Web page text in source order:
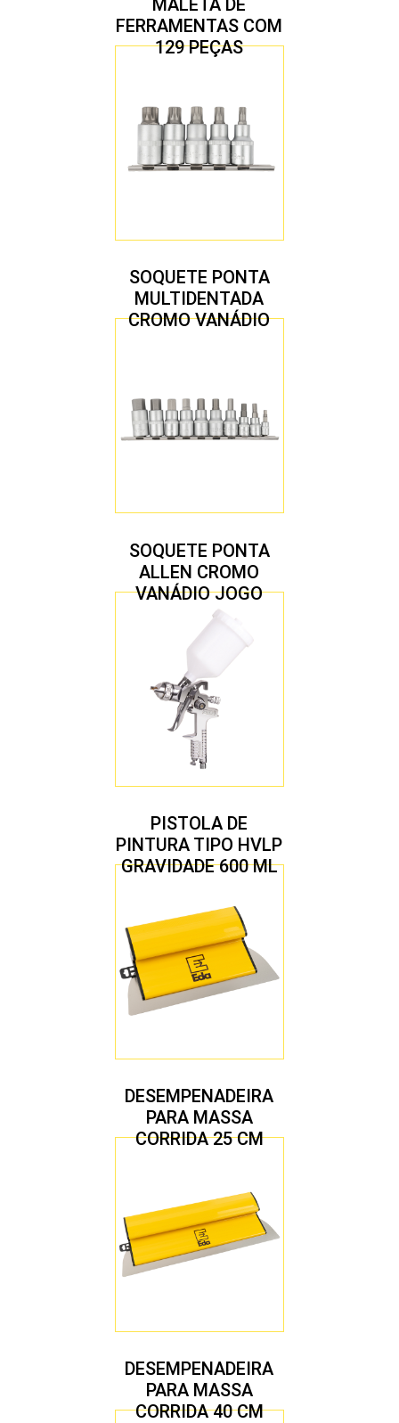
MALETA DE
FERRAMENTAS COM
129 PEÇAS
SOQUETE PONTA
MULTIDENTADA
CROMO VANÁDIO
SOQUETE PONTA
ALLEN CROMO
VANÁDIO JOGO
COM 10 PEÇAS
PISTOLA DE
PINTURA TIPO HVLP
GRAVIDADE 600 ML
1,7 MM
DESEMPENADEIRA
PARA MASSA
CORRIDA 25 CM
DESEMPENADEIRA
PARA MASSA
CORRIDA 40 CM